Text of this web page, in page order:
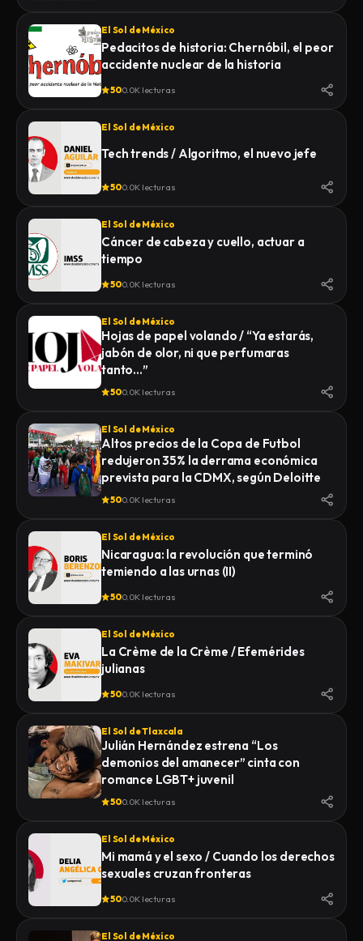
El Sol de México
Pedacitos de historia: Chernóbil, el peor
accidente nuclear de la historia
500.0K lecturas
El Sol de México
Tech trends / Algoritmo, el nuevo jefe
500.0K lecturas
El Sol de México
Cáncer de cabeza y cuello, actuar a
tiempo
500.0K lecturas
El Sol de México
Hojas de papel volando / “Ya estarás,
jabón de olor, ni que perfumaras
tanto…”
500.0K lecturas
El Sol de México
Altos precios de la Copa de Futbol
redujeron 35% la derrama económica
prevista para la CDMX, según Deloitte
500.0K lecturas
El Sol de México
Nicaragua: la revolución que terminó
temiendo a las urnas (II)
500.0K lecturas
El Sol de México
La Crème de la Crème / Efemérides
julianas
500.0K lecturas
El Sol de Tlaxcala
Julián Hernández estrena “Los
demonios del amanecer” cinta con
romance LGBT+ juvenil
500.0K lecturas
El Sol de México
Mi mamá y el sexo / Cuando los derechos
sexuales cruzan fronteras
500.0K lecturas
El Sol de México